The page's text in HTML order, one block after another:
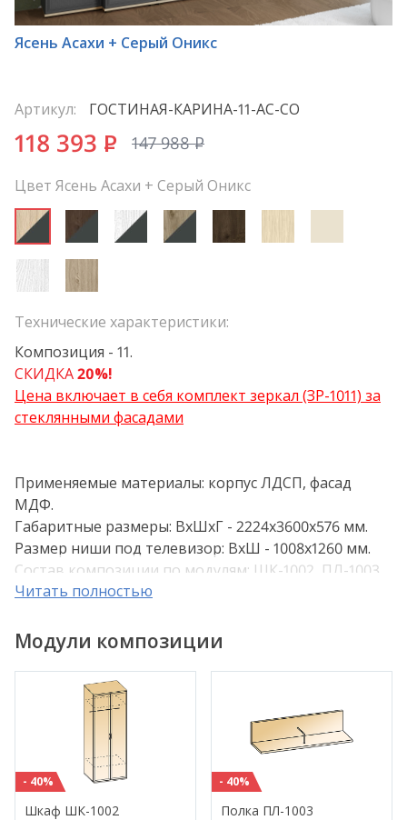
*
Ясень Асахи + Серый Оникс
Артикул: ГОСТИНАЯ-КАРИНА-11-АС-СО
118 393 P 147 988P
Цвет Ясень Асахи + Серый Оникс
Технические характеристики:
Композиция - 11.
СКИДКА20%!
Цена включает в себя комплект зеркал (ЗР-1011) за
стеклянными фасадами
Применяемые материалы: корпус ЛДСП, фасад
МДФ.
Габаритные размеры: ВхШхГ - 2224х3600х576 мм.
Размер ниши под телевизор: ВхШ - 1008х1260 мм.
Состав композиции по модулям: ШК-1002, ПЛ-1003,
ПЛ-1003, ПЛ-1003, ТБ-1033, ШК-1062, ШК-1065,
Композиция изготавливается в следующих
цветовых вариантах:
Снежный ясень (СЯ)
Гикори Джексон светлый (ГС)
- Серый Кашемир (СО)
-Снежный ясень+Серый Оникс (СЯ-СО)
- Ясень Асахи+Серый Оникс (АС-СО)
Читать полностью
Модули композиции
- 40%
Шкаф ШК-1002
- 40%
Полка ПЛ-1003